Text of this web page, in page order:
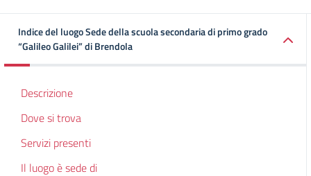
Indice del luogo Sede della scuola secondaria di primo grado
“Galileo Galilei” di Brendola
Descrizione
Dove si trova
Servizi presenti
Il luogo è sede di